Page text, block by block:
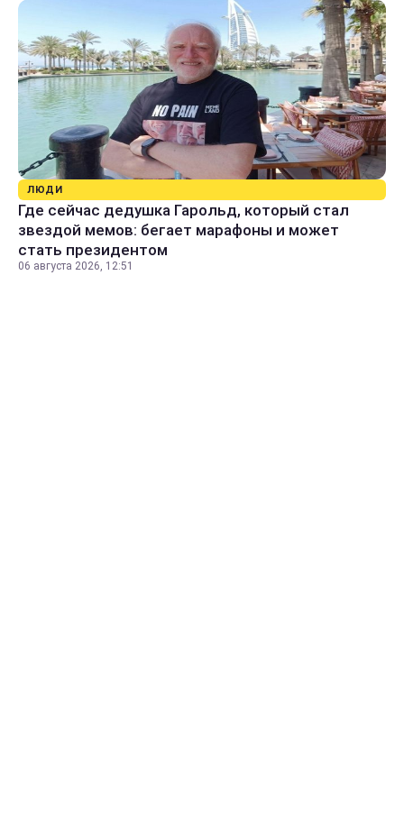
ЛЮДИ
Где сейчас дедушка Гарольд, который стал
звездой мемов: бегает марафоны и может
стать президентом
06 августа 2026, 12:51